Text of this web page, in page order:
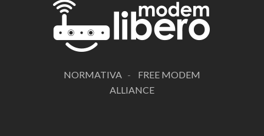
NORMATIVA - FREE MODEM
ALLIANCE